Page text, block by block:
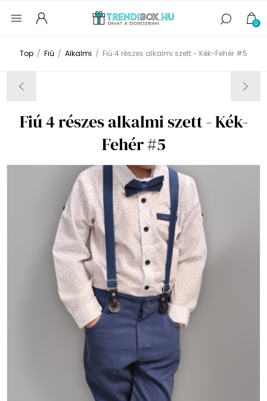
0
Top / Fiú / Alkalmi / Fiú 4 részes alkalmi szett - Kék-Fehér #5
Fiú 4 részes alkalmi szett - Kék-
Fehér #5